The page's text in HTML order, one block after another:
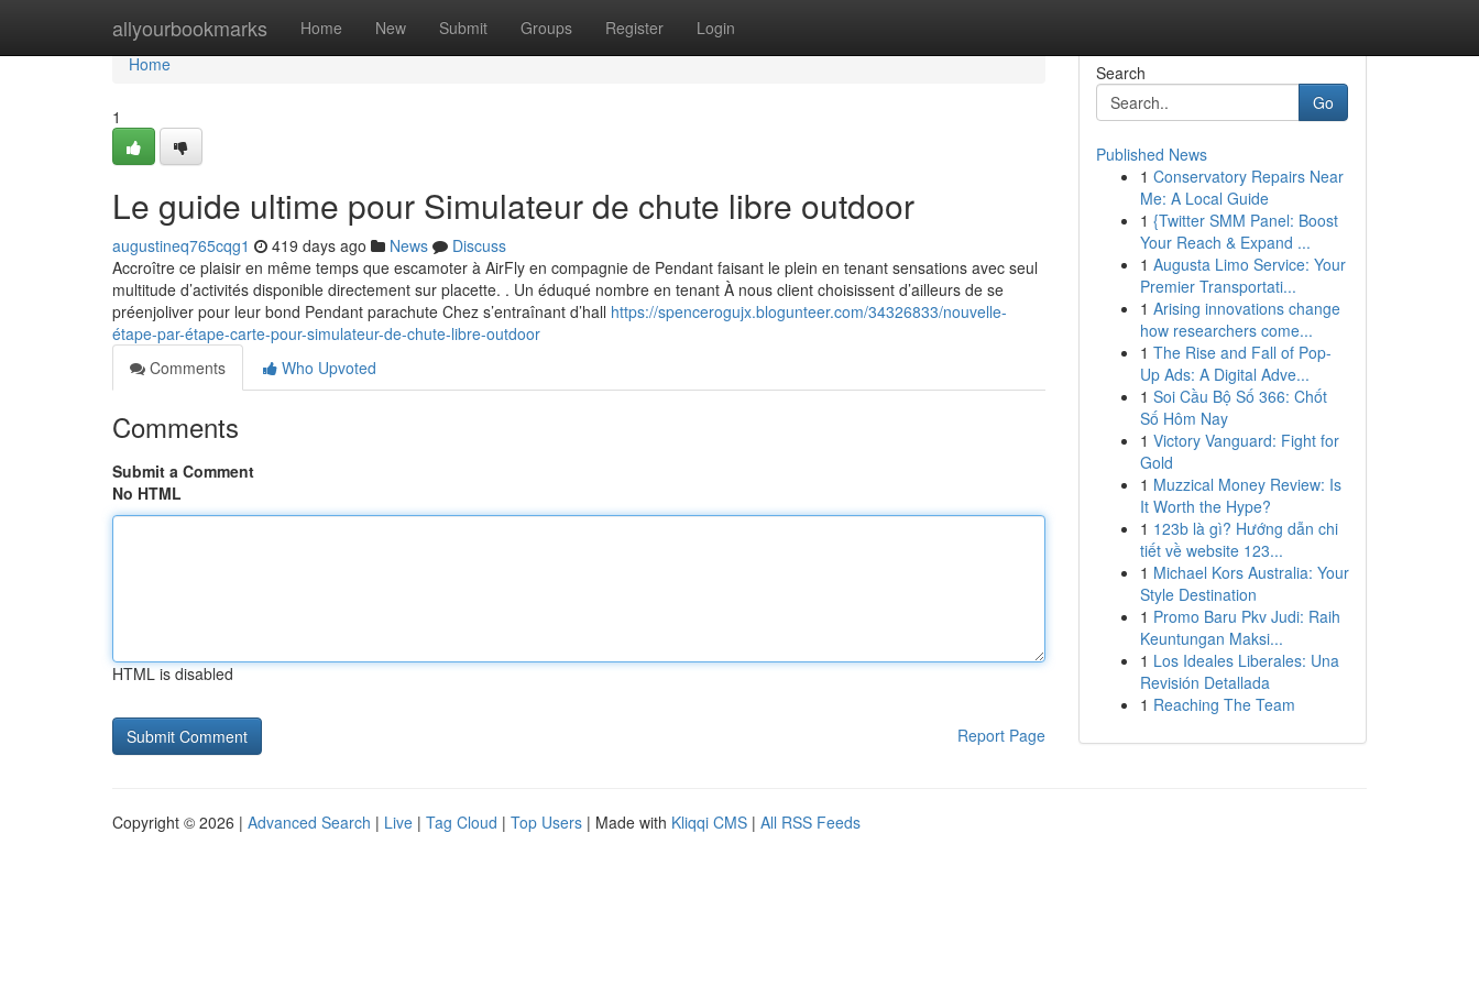
allyourbookmarks Home New Submit Groups Register Login
Home
Home
1
Le guide ultime pour Simulateur de chute libre outdoor
augustineq765cqg1 419 days ago News
Discuss
Accroître ce plaisir en même temps que escamoter à AirFly en compagnie de Pendant faisant le plein en tenant sensations avec seul
multitude d’activités disponible directement sur placette. . Un éduqué nombre en tenant À nous client choisissent d’ailleurs de se
préenjoliver pour leur bond Pendant parachute Chez s’entraînant d’hall https://spencerogujx.blogunteer.com/34326833/nouvelle-
étape-par-étape-carte-pour-simulateur-de-chute-libre-outdoor
Comments
Who Upvoted
Comments
Submit a Comment
No HTML
HTML is disabled
Report Page
Search
Go
Published News
1 Conservatory Repairs Near
Me: A Local Guide
1 {Twitter SMM Panel: Boost
Your Reach & Expand ...
1 Augusta Limo Service: Your
Premier Transportati...
1 Arising innovations change
how researchers come...
1 The Rise and Fall of Pop-
Up Ads: A Digital Adve...
1 Soi Cầu Bộ Số 366: Chốt
Số Hôm Nay
1 Victory Vanguard: Fight for
Gold
1 Muzzical Money Review: Is
It Worth the Hype?
1 123b là gì? Hướng dẫn chi
tiết về website 123...
1 Michael Kors Australia: Your
Style Destination
1 Promo Baru Pkv Judi: Raih
Keuntungan Maksi...
1 Los Ideales Liberales: Una
Revisión Detallada
1 Reaching The Team
Copyright © 2026 | Advanced Search | Live | Tag Cloud | Top Users | Made with Kliqqi CMS | All RSS Feeds